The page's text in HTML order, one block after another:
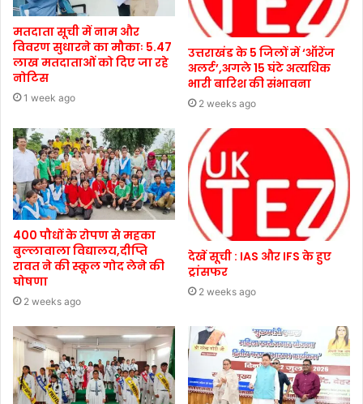
मतदाता सूची में नाम और
विवरण सुधारने का मौकाः 5.47
लाख मतदाताओं को दिए जा रहे
नोटिस
1 week ago
उत्तराखंड के 5 जिलों में ‘ऑरेंज
अलर्ट’,अगले 15 घंटे अत्यधिक
भारी बारिश की संभावना
2 weeks ago
400 पौधों के रोपण से महका
बुल्लावाला विद्यालय,दीप्ति
रावत ने की स्कूल गोद लेने की
घोषणा
2 weeks ago
देखें सूची : IAS और IFS के हुए
ट्रांसफर
2 weeks ago